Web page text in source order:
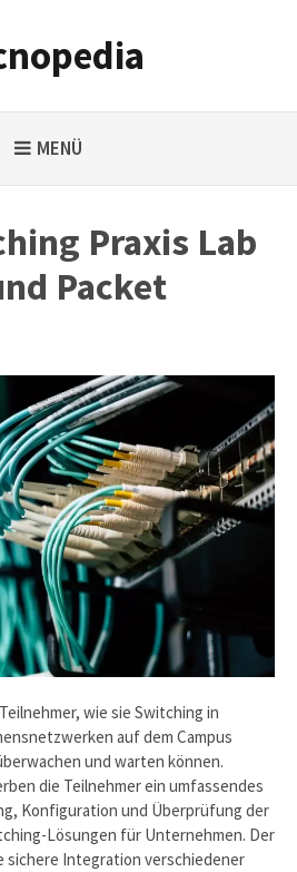
MENÜ
Praxis Lab
Packet
wie sie Switching in
auf dem Campus
und warten können.
die Teilnehmer ein umfassendes
Konfiguration und Überprüfung der
Lösungen für Unternehmen. Der
sichere Integration verschiedener